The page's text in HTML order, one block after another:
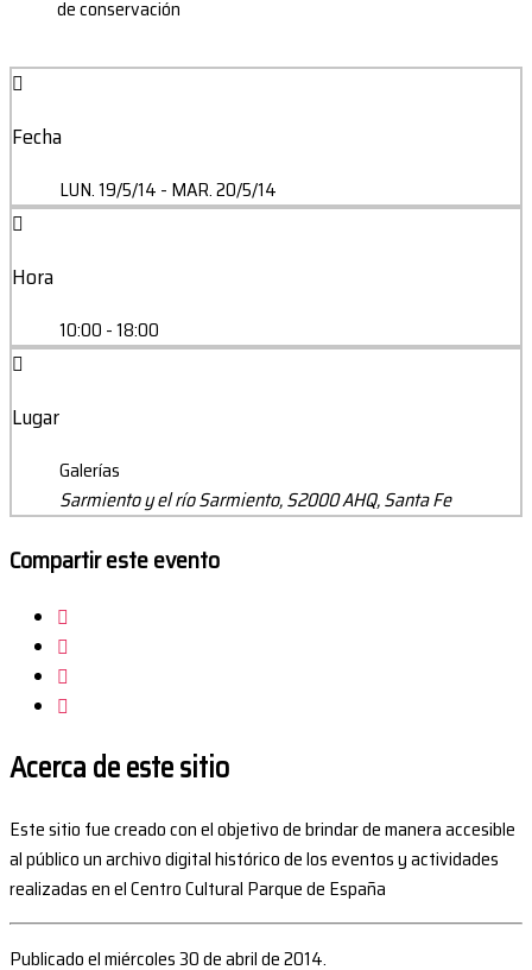
Fecha
LUN. 19/5/14 - MAR. 20/5/14
Hora
10:00 - 18:00
Lugar
Galerías
Sarmiento y el río Sarmiento, S2000 AHQ, Santa Fe
Compartir este evento
Acerca de este sitio
Este sitio fue creado con el objetivo de brindar de manera accesible
al público un archivo digital histórico de los eventos y actividades
realizadas en el Centro Cultural Parque de España
Publicado el miércoles 30 de abril de 2014.